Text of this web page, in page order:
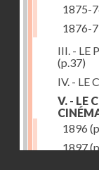
1875-
1876-
III. - LE
(p.37)
IV. - LE
V. - LE
1896
1897